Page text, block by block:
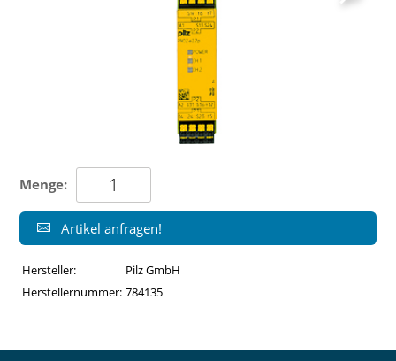
Menge:
Artikel anfragen!
Hersteller:
Pilz GmbH
Herstellernummer: 784135